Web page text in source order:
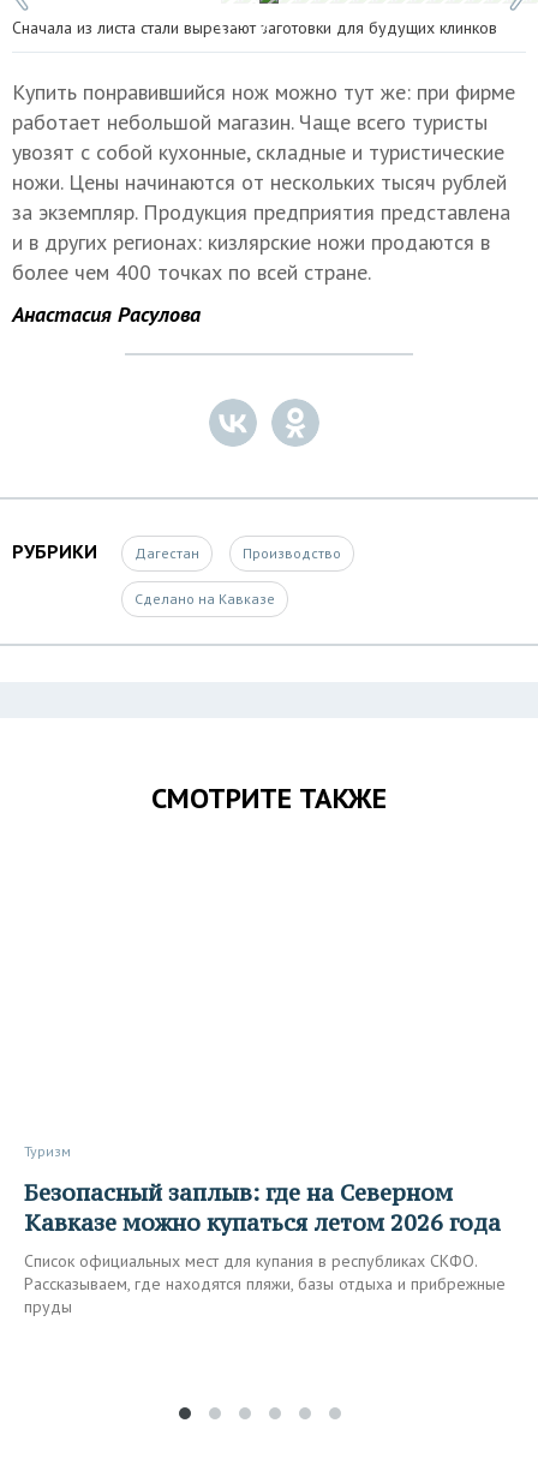
Сначала из листа стали вырезают заготовки для будущих клинков
Купить понравившийся нож можно тут же: при фирме
работает небольшой магазин. Чаще всего туристы
увозят с собой кухонные, складные и туристические
ножи. Цены начинаются от нескольких тысяч рублей
за экземпляр. Продукция предприятия представлена
и в других регионах: кизлярские ножи продаются в
более чем 400 точках по всей стране.
Анастасия Расулова
РУБРИКИ Дагестан Производство
Сделано на Кавказе
СМОТРИТЕ ТАКЖЕ
Туризм
Безопасный заплыв: где на Северном
Кавказе можно купаться летом 2026 года
Список официальных мест для купания в республиках СКФО.
Рассказываем, где находятся пляжи, базы отдыха и прибрежные
пруды